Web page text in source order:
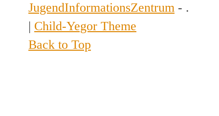
JugendInformationsZentrum - .
| Child-Yegor Theme
Back to Top